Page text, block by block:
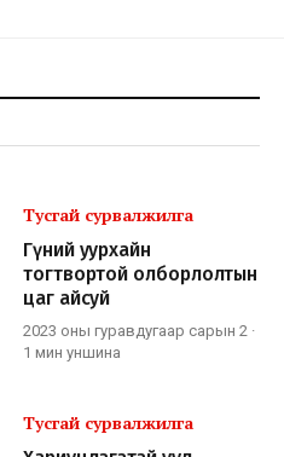
Тусгай сурвалжилга
Гүний уурхайн
тогтвортой олборлолтын
цаг айсуй
2023 оны гуравдугаар сарын 2 ·
1 мин уншина
Тусгай сурвалжилга